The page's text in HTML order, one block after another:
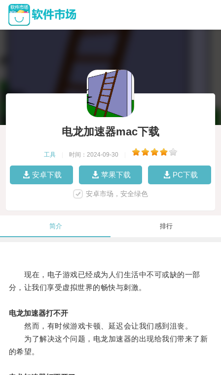
电龙加速器mac下载
工具 时间：2024-09-30
安卓下载 苹果下载 PC下载
安卓市场，安全绿色
简介 排行
现在，电子游戏已经成为人们生活中不可或缺的一部
分，让我们享受虚拟世界的畅快与刺激。
电龙加速器打不开
然而，有时候游戏卡顿、延迟会让我们感到沮丧。
为了解决这个问题，电龙加速器的出现给我们带来了新
的希望。